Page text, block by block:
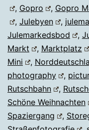
, Gopro , Gopro
, Julebyen ,
Julemarkedsbod
,
Markt
, Marktplatz
Mini
,
photography
,
Rutschbahn
,
Schöne Weihnachten
Spaziergang
,